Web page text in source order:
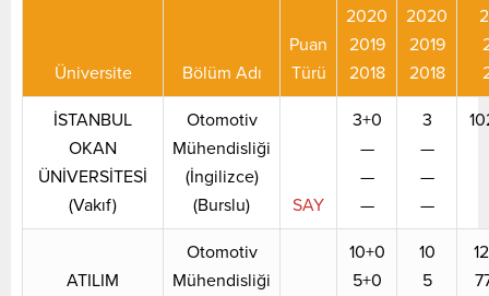
Üniversite Bölüm Adı
Puan
Türü
2020
2019
2018
2020
2019
2018
İSTANBUL
OKAN
ÜNİVERSİTESİ
(Vakıf)
Otomotiv
Mühendisliği
(İngilizce)
(Burslu)
SAY
3+0
—
—
—
3
—
—
—
ATILIM
Otomotiv
Mühendisliği
10+0
5+0
10
5